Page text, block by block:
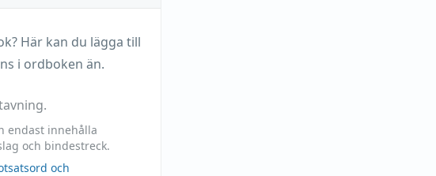
Här kan du lägga till
i ordboken än.
endast innehålla
och bindestreck.
och